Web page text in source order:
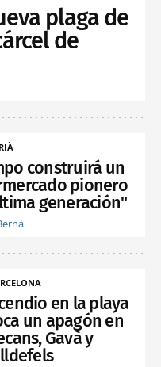
plaga de
de
construirá un
pionero
generación"
en la playa
un apagón en
Gavà y